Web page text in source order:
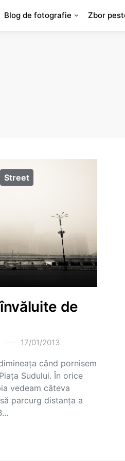
Blog de fotografie Zbor
Street
de
17/01/2013
când pornisem
Sudului. În orice
vedeam câteva
parcurg distanța a